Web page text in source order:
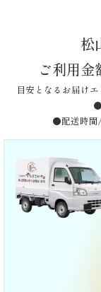
合
子
松
ご利用
目安となるお届け
●配送時